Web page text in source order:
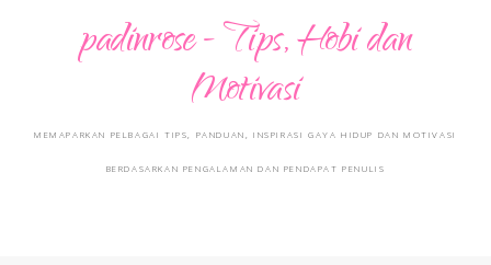
padinrose - Tips, Hobi dan
Motivasi
MEMAPARKAN PELBAGAI TIPS, PANDUAN, INSPIRASI GAYA HIDUP DAN MOTIVASI
BERDASARKAN PENGALAMAN DAN PENDAPAT PENULIS